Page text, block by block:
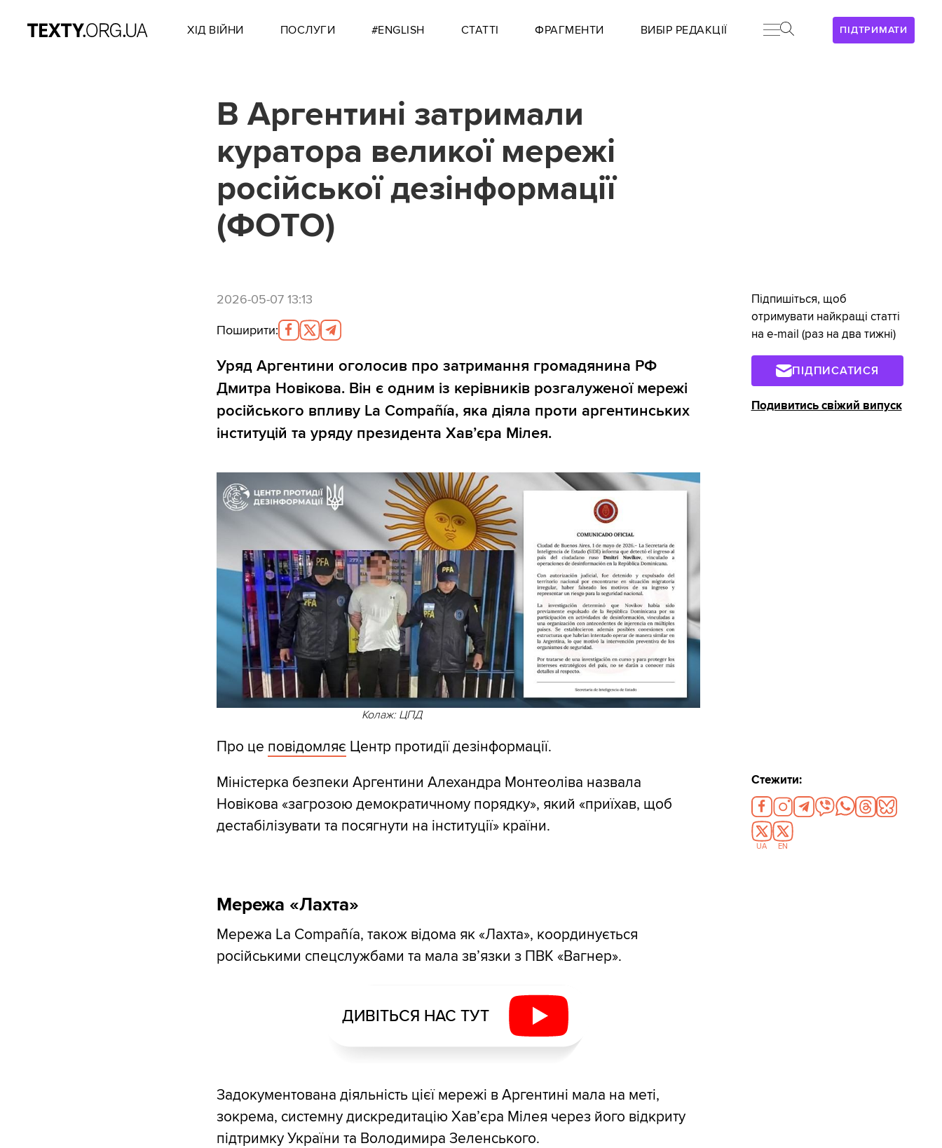
ПІДТРИМАТИ
ХІД ВІЙНИ ПОСЛУГИ #ENGLISH СТАТТІ ФРАГМЕНТИ ВИБІР РЕДАКЦІЇ
В Аргентині затримали
куратора великої мережі
російської дезінформації
(ФОТО)
2026-05-07 13:13
Поширити:
Уряд Аргентини оголосив про затримання громадянина РФ
Дмитра Новікова. Він є одним із керівників розгалуженої мережі
російського впливу La Compañía, яка діяла проти аргентинських
інституцій та уряду президента Хав’єра Мілея.
Колаж: ЦПД
Про це повідомляє Центр протидії дезінформації.
Міністерка безпеки Аргентини Алехандра Монтеоліва назвала
Новікова «загрозою демократичному порядку», який «приїхав, щоб
дестабілізувати та посягнути на інституції» країни.
Мережа «Лахта»
Мережа La Compañía, також відома як «Лахта», координується
російськими спецслужбами та мала звʼязки з ПВК «Вагнер».
ДИВІТЬСЯ НАС ТУТ
Задокументована діяльність цієї мережі в Аргентині мала на меті,
зокрема, системну дискредитацію Хав’єра Мілея через його відкриту
підтримку України та Володимира Зеленського.
Підпишіться, щоб
отримувати найкращі статті
на e-mail (раз на два тижні)
ПІДПИСАТИСЯ
Подивитись свіжий випуск
Стежити:
UA EN